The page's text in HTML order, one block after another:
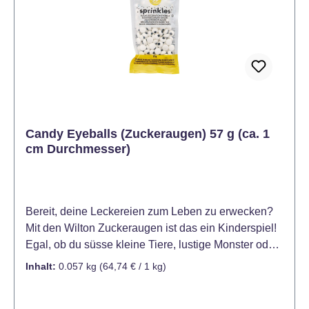
Candy Eyeballs (Zuckeraugen) 57 g (ca. 1
cm Durchmesser)
Bereit, deine Leckereien zum Leben zu erwecken?
Mit den Wilton Zuckeraugen ist das ein Kinderspiel!
Egal, ob du süsse kleine Tiere, lustige Monster oder
gruselige Halloween-Kreationen kreieren möchtest,
Inhalt: 0.057 kg (64,74 € / 1 kg)